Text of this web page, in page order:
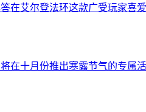
在艾尔登法环这款广受玩家
在十月份推出寒露节气的专